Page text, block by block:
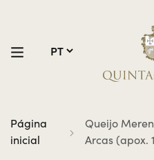
Página
inicial
Queijo
Arcas (apox.